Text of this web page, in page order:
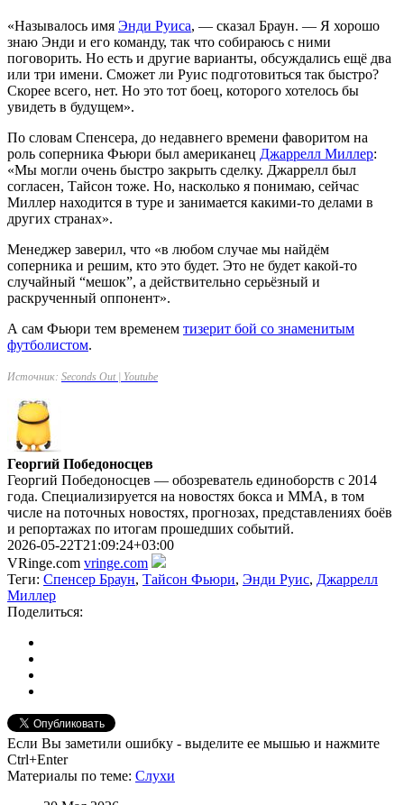
«Называлось имя Энди Руиса, — сказал Браун. — Я хорошо
знаю Энди и его команду, так что собираюсь с ними
поговорить. Но есть и другие варианты, обсуждались ещё два
или три имени. Сможет ли Руис подготовиться так быстро?
Скорее всего, нет. Но это тот боец, которого хотелось бы
увидеть в будущем».
По словам Спенсера, до недавнего времени фаворитом на
роль соперника Фьюри был американец Джаррелл Миллер:
«Мы могли очень быстро закрыть сделку. Джаррелл был
согласен, Тайсон тоже. Но, насколько я понимаю, сейчас
Миллер находится в туре и занимается какими-то делами в
других странах».
Менеджер заверил, что «в любом случае мы найдём
соперника и решим, кто это будет. Это не будет какой-то
случайный “мешок”, а действительно серьёзный и
раскрученный оппонент».
А сам Фьюри тем временем тизерит бой со знаменитым
футболистом.
Источник: Seconds Out | Youtube
Георгий Победоносцев
Георгий Победоносцев — обозреватель единоборств с 2014
года. Специализируется на новостях бокса и ММА, в том
числе на поточных новостях, прогнозах, представлениях боёв
и репортажах по итогам прошедших событий.
2026-05-22T21:09:24+03:00
VRinge.com vringe.com
Теги: Спенсер Браун, Тайсон Фьюри, Энди Руис, Джаррелл
Миллер
Поделиться:
Если Вы заметили ошибку - выделите ее мышью и нажмите
Ctrl+Enter
Материалы по теме: Слухи